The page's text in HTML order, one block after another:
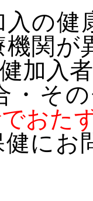
の健
関が
加入
・そ
おた
にお